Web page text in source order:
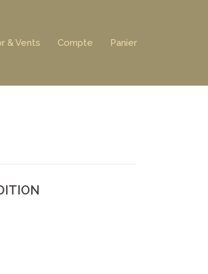
& Vents Compte Panier